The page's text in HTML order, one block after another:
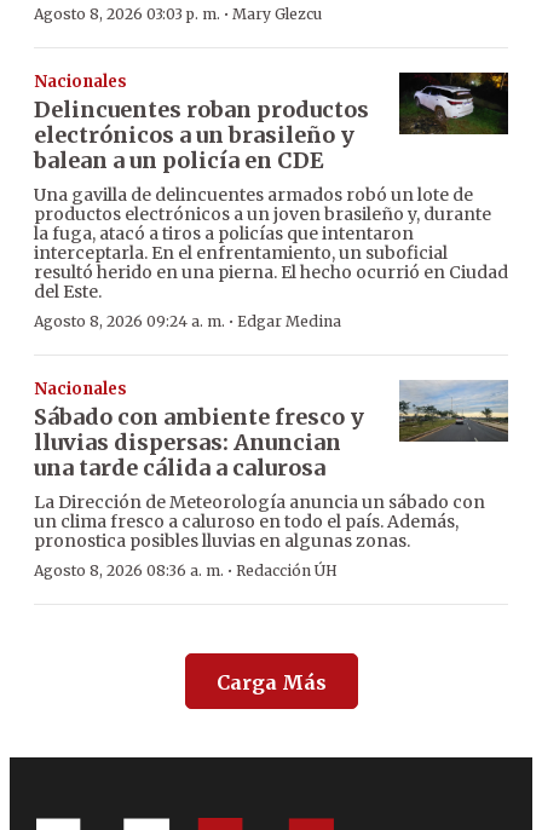
Agosto 8, 2026 03:03 p. m. · Mary Glezcu
Nacionales
Delincuentes roban productos
electrónicos a un brasileño y
balean a un policía en CDE
Una gavilla de delincuentes armados robó un lote de
productos electrónicos a un joven brasileño y, durante
la fuga, atacó a tiros a policías que intentaron
interceptarla. En el enfrentamiento, un suboficial
resultó herido en una pierna. El hecho ocurrió en Ciudad
del Este.
Agosto 8, 2026 09:24 a. m. · Edgar Medina
Nacionales
Sábado con ambiente fresco y
lluvias dispersas: Anuncian
una tarde cálida a calurosa
La Dirección de Meteorología anuncia un sábado con
un clima fresco a caluroso en todo el país. Además,
pronostica posibles lluvias en algunas zonas.
Agosto 8, 2026 08:36 a. m. · Redacción ÚH
Carga Más